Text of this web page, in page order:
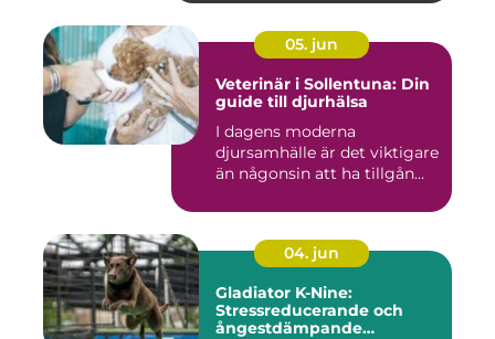
05. jun
Veterinär i Sollentuna: Din
guide till djurhälsa
I dagens moderna
djursamhälle är det viktigare
än någonsin att ha tillgån...
04. jun
Gladiator K-Nine:
Stressreducerande och
ångestdämpande